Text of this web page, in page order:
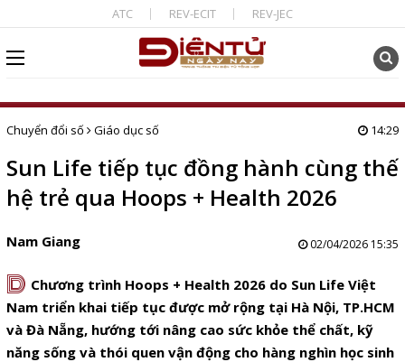
ATC REV-ECIT REV-JEC
Chuyển đổi số Giáo dục số 14:29
Sun Life tiếp tục đồng hành cùng thế
hệ trẻ qua Hoops + Health 2026
Nam Giang 02/04/2026 15:35
D Chương trình Hoops + Health 2026 do Sun Life Việt
Nam triển khai tiếp tục được mở rộng tại Hà Nội, TP.HCM
và Đà Nẵng, hướng tới nâng cao sức khỏe thể chất, kỹ
năng sống và thói quen vận động cho hàng nghìn học sinh